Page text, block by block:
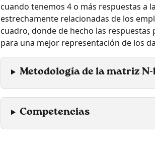
cuando tenemos 4 o más respuestas a
estrechamente relacionadas de los
cuadro, donde de hecho las
para una mejor representación de los
Metodología de la matriz N-
Competencias